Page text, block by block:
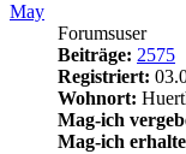
May
Forumsuser
Beiträge: 2575
Registriert:
Wohnort:
Mag-ich
Mag-ich